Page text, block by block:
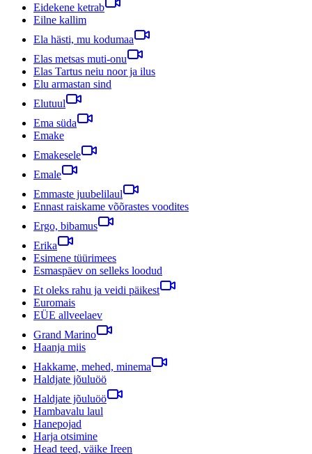
Eidekene ketrab
Eilne kallim
Ela hästi, mu kodumaa
Elas metsas muti-onu
Elas Tartus neiu noor ja ilus
Elu armastan sind
Elutuul
Ema süda
Emake
Emakesele
Emale
Emmaste juubelilaul
Ennast raiskame võõrastes voodites
Ergo, bibamus
Erika
Esimene tüürimees
Esmaspäev on selleks loodud
Et oleks rahu ja veidi päikest
Euromais
EÜE allveelaev
Grand Marino
Haanja miis
Hakkame, mehed, minema
Haldjate jõuluöö
Haldjate jõuluöö
Hambavalu laul
Hanepojad
Harja otsimine
Head teed, väike Ireen